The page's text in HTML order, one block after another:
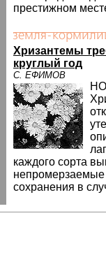
престижном
Хризантемы
круглый год
С. ЕФИМОВ
каждого сорта
непромерзаемые
сохранения в